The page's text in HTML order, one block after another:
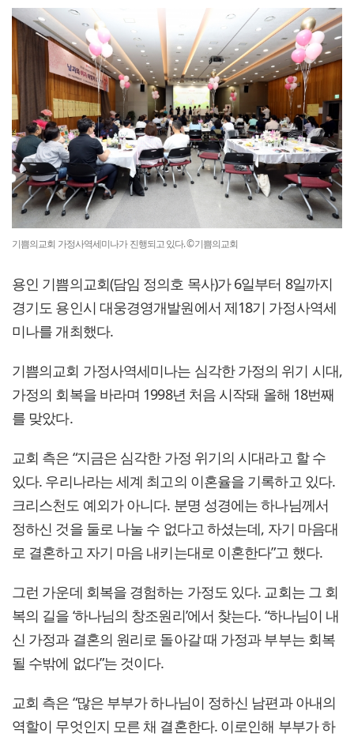
기쁨의교회 가정사역세미나가 진행되고 있다. ©기쁨의교회
용인 기쁨의교회(담임 정의호 목사)가 6일부터 8일까지
경기도 용인시 대웅경영개발원에서 제18기 가정사역세
미나를 개최했다.
기쁨의교회 가정사역세미나는 심각한 가정의 위기 시대,
가정의 회복을 바라며 1998년 처음 시작돼 올해 18번째
를 맞았다.
교회 측은 “지금은 심각한 가정 위기의 시대라고 할 수
있다. 우리나라는 세계 최고의 이혼율을 기록하고 있다.
크리스천도 예외가 아니다. 분명 성경에는 하나님께서
정하신 것을 둘로 나눌 수 없다고 하셨는데, 자기 마음대
로 결혼하고 자기 마음 내키는대로 이혼한다”고 했다.
그런 가운데 회복을 경험하는 가정도 있다. 교회는 그 회
복의 길을 ‘하나님의 창조원리’에서 찾는다. “하나님이 내
신 가정과 결혼의 원리로 돌아갈 때 가정과 부부는 회복
될 수밖에 없다”는 것이다.
교회 측은 “많은 부부가 하나님이 정하신 남편과 아내의
역할이 무엇인지 모른 채 결혼한다. 이로인해 부부가 하